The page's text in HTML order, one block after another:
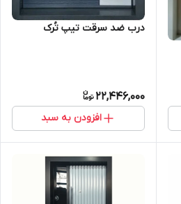
درب ضد سرقت تیپ تُرک
22,446,000
افزودن به سبد